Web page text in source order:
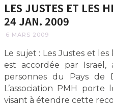
LES JUSTES ET LES
24 JAN. 2009
6 MARS 2009
Le sujet : Les Justes et
est accordée par Israël,
personnes du Pays de
L’association PMH
visant à étendre cette